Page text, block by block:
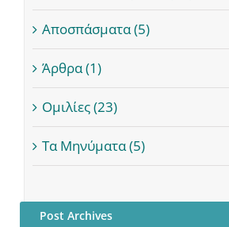
Αποσπάσματα (5)
Άρθρα (1)
Ομιλίες (23)
Τα Μηνύματα (5)
Post Archives